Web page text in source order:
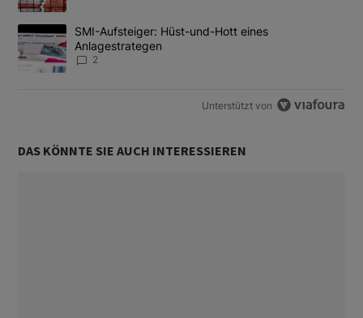
Ein Trendartikel mit dem Titel "SMI-Aufsteiger: Hüst-und-Hott
SMI-Aufsteiger: Hüst-und-Hott eines
Anlagestrategen
2
Unterstützt von
DAS KÖNNTE SIE AUCH INTERESSIEREN